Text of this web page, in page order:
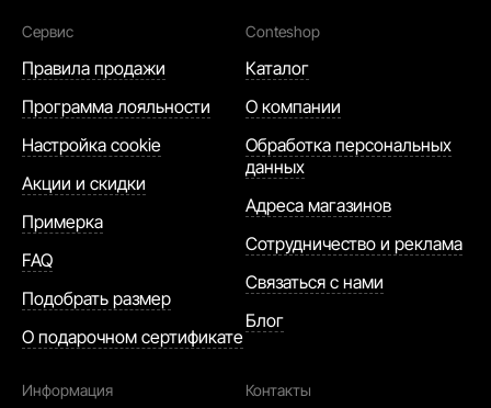
Сервис
Правила продажи
Программа лояльности
Настройка cookie
Акции и скидки
Примерка
FAQ
Подобрать размер
О подарочном сертификате
Conteshop
Каталог
О компании
Обработка персональных
данных
Адреса магазинов
Сотрудничество и реклама
Связаться с нами
Блог
Информация Контакты